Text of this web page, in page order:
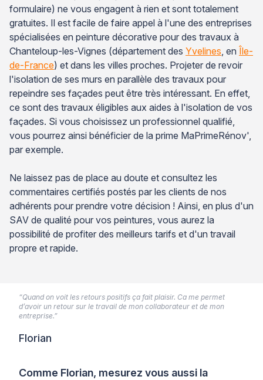
formulaire) ne vous engagent à rien et sont totalement
gratuites. Il est facile de faire appel à l'une des entreprises
spécialisées en peinture décorative pour des travaux à
Chanteloup-les-Vignes (département des Yvelines , en Île-
de-France) et dans les villes proches. Projeter de revoir
l'isolation de ses murs en parallèle des travaux pour
repeindre ses façades peut être très intéressant. En effet,
ce sont des travaux éligibles aux aides à l'isolation de vos
façades. Si vous choisissez un professionnel qualifié,
vous pourrez ainsi bénéficier de la prime MaPrimeRénov',
par exemple.
Ne laissez pas de place au doute et consultez les
commentaires certifiés postés par les clients de nos
adhérents pour prendre votre décision ! Ainsi, en plus d'un
SAV de qualité pour vos peintures, vous aurez la
possibilité de profiter des meilleurs tarifs et d'un travail
propre et rapide.
Comme Florian, mesurez vous aussi la
“Quand on voit les retours positifs ça fait plaisir. Ca me permet
d’avoir un retour sur le travail de mon collaborateur et de mon
entreprise.”
Florian